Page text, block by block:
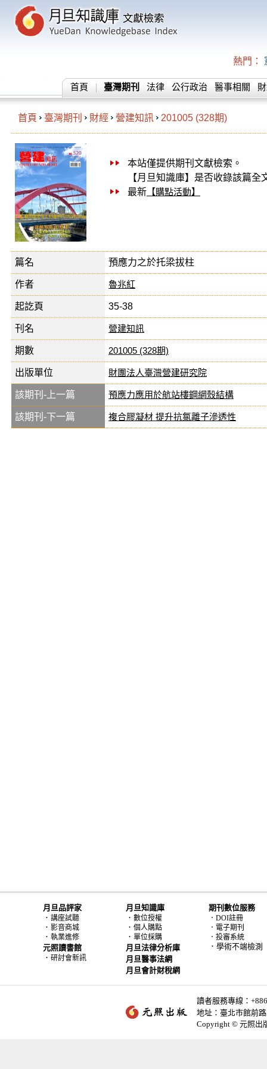
熱門：
首頁 臺灣期刊 法律 公行政治 醫事相關
首頁 臺灣期刊 財經 營建知訊 201005 (328期)
本站僅提供期刊文獻檢索。
【月旦知識庫】是否收錄該篇全
最新 【購點活動】
篇名 預應力之於托梁拔柱
作者 魯兆紅
起訖頁 35-38
刊名 營建知訊
期數 201005 (328期)
出版單位 財團法人臺灣營建研究院
該期刊-上一篇 預應力應用於航站樓鋼網殼結構
該期刊-下一篇 複合膠凝材 提升抗氯離子滲透性
月旦品評家
． 講座試聽
． 影音商城
． 執業進修
元照讀書館
． 研討會新訊
月旦知識庫
． 數位授權
． 個人購點
． 單位採購
月旦法律分析庫
月旦醫事法網
月旦會計財稅網
期刊數位服務
．DOI註冊
．電子期刊
．投審系統
．學術不端檢測
讀者服務專線：
地址：臺北市館前
Copyright © 元照出